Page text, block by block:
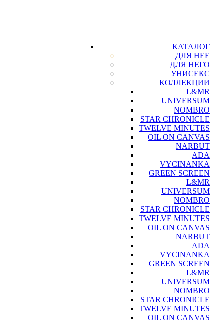
КАТАЛОГ
ДЛЯ НЕЕ
ДЛЯ НЕГО
УНИСЕКС
КОЛЛЕКЦИИ
L&MR
UNIVERSUM
NOMBRO
STAR CHRONICLE
TWELVE MINUTES
OIL ON CANVAS
NARBUT
ADA
VYCINANKA
GREEN SCREEN
L&MR
UNIVERSUM
NOMBRO
STAR CHRONICLE
TWELVE MINUTES
OIL ON CANVAS
NARBUT
ADA
VYCINANKA
GREEN SCREEN
L&MR
UNIVERSUM
NOMBRO
STAR CHRONICLE
TWELVE MINUTES
OIL ON CANVAS